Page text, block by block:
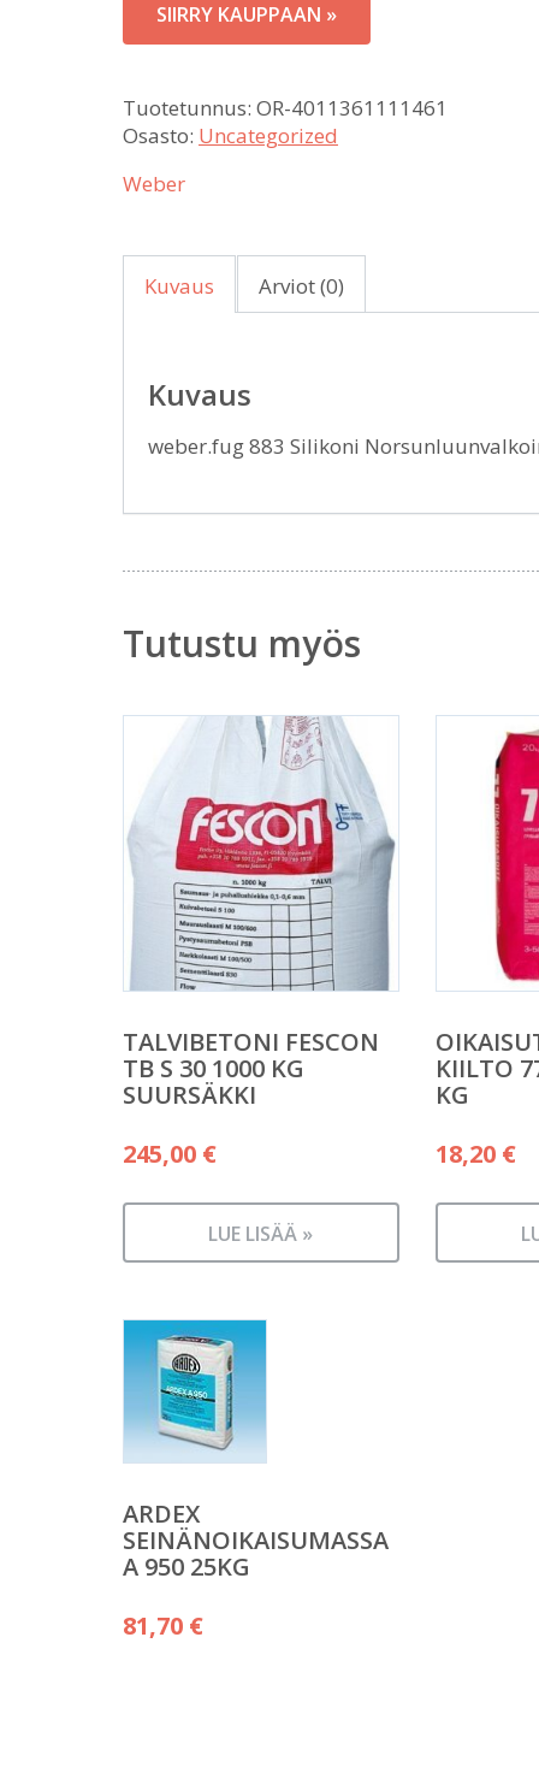
SIIRRY KAUPPAAN »
Tuotetunnus: OR-4011361111461
Osasto: Uncategorized
Weber
Kuvaus Arviot (0)
Kuvaus
weber.fug 883 Silikoni
Tutustu myös
TALVIBETONI FESCON
TB S 30 1000 KG
SUURSÄKKI
245,00 €
LUE LISÄÄ »
KIILTO
KG
18,20 €
ARDEX
SEINÄNOIKAISUMASSA
A 950 25KG
81,70 €